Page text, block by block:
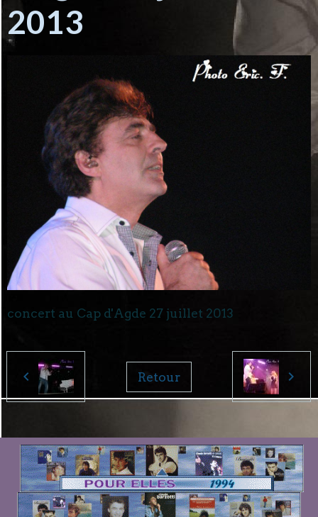
2013
concert au Cap d'Agde 27 juillet 2013
Retour